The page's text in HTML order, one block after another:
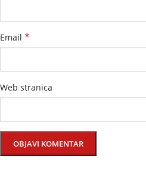
Email *
Web stranica